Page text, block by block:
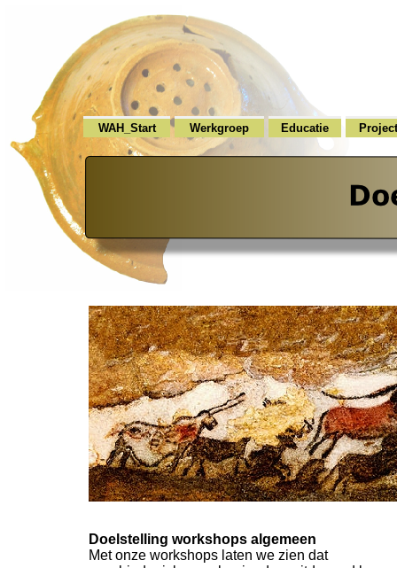
WAH_Start Werkgroep Educatie
Doelstelling workshops algemeen
Met onze workshops laten we zien dat